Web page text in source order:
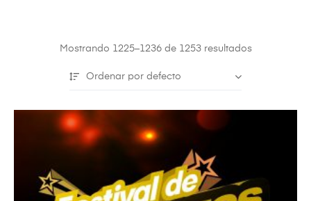
Mostrando 1225–1236 de 1253 resultados
Ordenar por defecto